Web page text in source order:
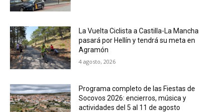
La Vuelta Ciclista a Castilla-La Mancha
pasará por Hellín y tendrá su meta en
Agramón
4 agosto, 2026
Programa completo de las Fiestas de
Socovos 2026: encierros, música y
actividades del 5 al 11 de agosto